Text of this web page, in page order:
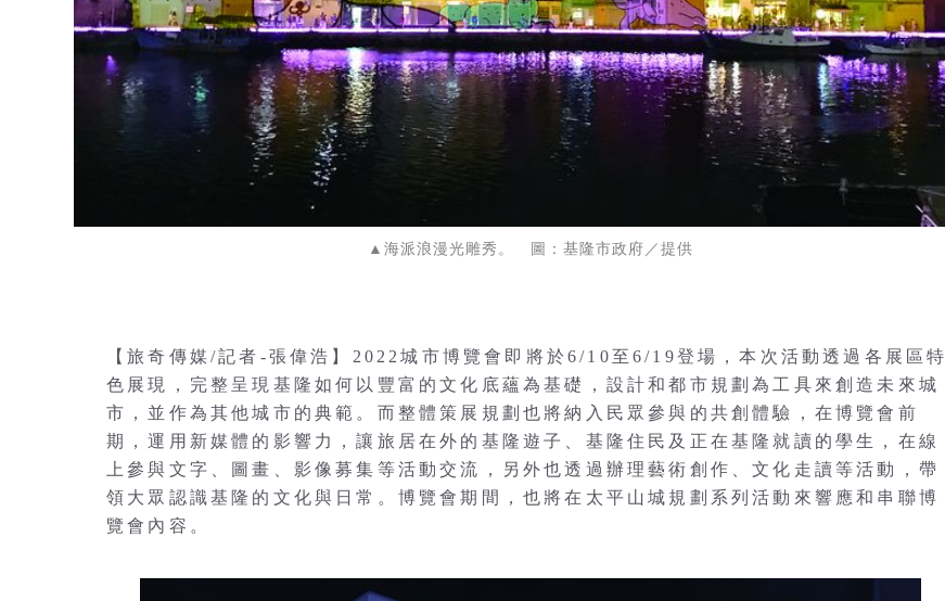
▲海派浪漫光雕秀。 圖：基隆市政府／提供
【旅奇傳媒/記者-張偉浩】2022城市博覽會即將於6/10至6/19登場，本次活動透過各展區特
色展現，完整呈現基隆如何以豐富的文化底蘊為基礎，設計和都市規劃為工具來創造未來城
市，並作為其他城市的典範。而整體策展規劃也將納入民眾參與的共創體驗，在博覽會前
期，運用新媒體的影響力，讓旅居在外的基隆遊子、基隆住民及正在基隆就讀的學生，在線
上參與文字、圖畫、影像募集等活動交流，另外也透過辦理藝術創作、文化走讀等活動，帶
領大眾認識基隆的文化與日常。博覽會期間，也將在太平山城規劃系列活動來響應和串聯博
覽會內容。